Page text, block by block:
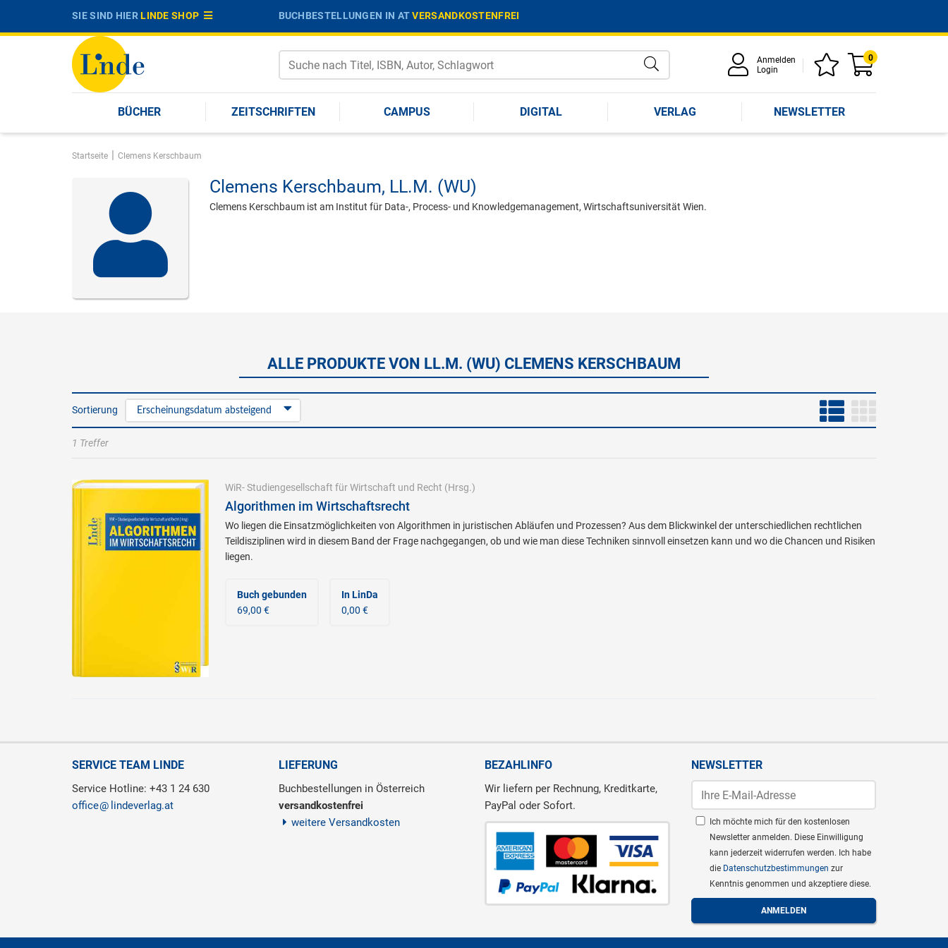
SIE SIND HIERLINDE SHOP BUCHBESTELLUNGEN IN ATVERSANDKOSTENFREI
Anmelden
Login
0
BÜCHER ZEITSCHRIFTEN CAMPUS DIGITAL VERLAG NEWSLETTER
Startseite | Clemens Kerschbaum
Clemens Kerschbaum, LL.M. (WU)
Clemens Kerschbaum ist am Institut für Data-, Process- und Knowledgemanagement, Wirtschaftsuniversität Wien.
ALLE PRODUKTE VON LL.M. (WU) CLEMENS KERSCHBAUM
Sortierung Erscheinungsdatum absteigend
1 Treffer
WiR- Studiengesellschaft für Wirtschaft und Recht (Hrsg.)
Algorithmen im Wirtschaftsrecht
Wo liegen die Einsatzmöglichkeiten von Algorithmen in juristischen Abläufen und Prozessen? Aus dem Blickwinkel der unterschiedlichen rechtlichen
Teildisziplinen wird in diesem Band der Frage nachgegangen, ob und wie man diese Techniken sinnvoll einsetzen kann und wo die Chancen und Risiken
liegen.
Buch gebunden
69,00 €
In LinDa
0,00 €
SERVICE TEAM LINDE
Service Hotline: +43 1 24 630
office
lindeverlag.at
LIEFERUNG
Buchbestellungen in Österreich
versandkostenfrei
weitere Versandkosten
BEZAHLINFO
Wir liefern per Rechnung, Kreditkarte,
PayPal oder Sofort.
NEWSLETTER
Ich möchte mich für den kostenlosen
Newsletter anmelden. Diese Einwilligung
kann jederzeit widerrufen werden. Ich habe
die Datenschutzbestimmungen zur
Kenntnis genommen und akzeptiere diese.